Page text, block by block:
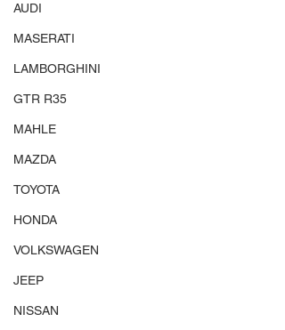
AUDI
MASERATI
LAMBORGHINI
GTR R35
MAHLE
MAZDA
TOYOTA
HONDA
VOLKSWAGEN
JEEP
NISSAN